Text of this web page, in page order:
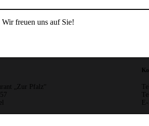
Wir freuen uns auf Sie!
„Zur Pfalz“